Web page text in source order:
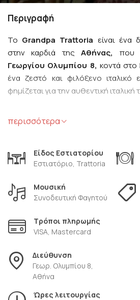
Περιγραφή
Το Grandpa Trattoria είναι ένα
στην καρδιά τηςΑθήνας, που
Γεωργίου Ολυμπίου 8, κοντά στο
ένα ζεστό και φιλόξενο ιταλικό
φημίζεται για την αυθεντική ιταλική
Η ατμόσφαιρα του εστιατορίου
ρουστίκ κομψότητας, με ξύλινες
σπίτι σου. Ο χώρος είναι άνετος
τόσο για ένα ρομαντικό δείπνο όσο
Στο μενού, θα βρείτε μια πλούσια
ιταλικών πιάτων, από φρέσκες
ψημένες σε ξυλόφουρνο. Τα πιάτα
υλικά και παραδοσιακές
δημοφιλείς επιλογές
αραμπιάτα, και μια ποικιλία από
περισσότερα
Είδος Εστιατορίου
Εστιατόριο, Trattoria
Μουσική
Συνοδευτική Φαγητού
Τρόποι πληρωμής
VISA, Mastercard
Διεύθυνση
Γεωρ. Ολυμπίου 8,
Αθήνα
Ώρες λειτουργίας